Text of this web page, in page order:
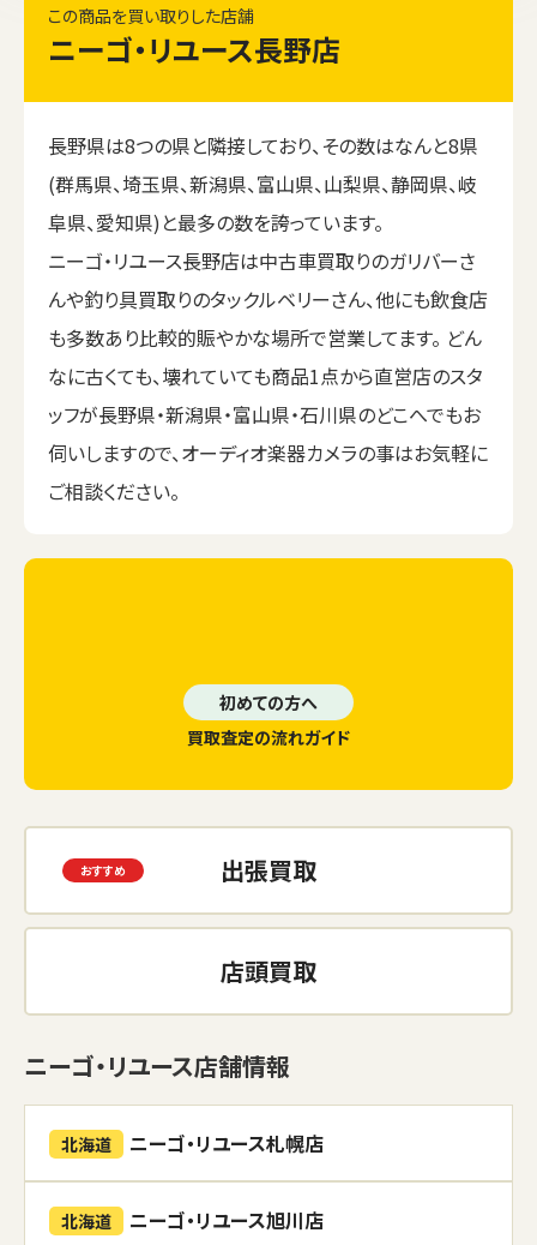
この商品を買い取りした店舗
ニーゴ・リユース長野店
長野県は8つの県と隣接しており、その数はなんと8県
(群馬県、埼玉県、新潟県、富山県、山梨県、静岡県、岐
阜県、愛知県)と最多の数を誇っています。
ニーゴ・リユース長野店は中古車買取りのガリバーさ
んや釣り具買取りのタックルベリーさん、他にも飲食店
も多数あり比較的賑やかな場所で営業してます。 どん
なに古くても、壊れていても商品1点から直営店のスタ
ッフが長野県・新潟県・富山県・石川県のどこへでもお
伺いしますので、オーディオ楽器カメラの事はお気軽に
ご相談ください。
初めての方へ
買取査定の流れガイド
出張買取
店頭買取
ニーゴ・リユース店舗情報
北海道 ニーゴ・リユース札幌店
北海道 ニーゴ・リユース旭川店